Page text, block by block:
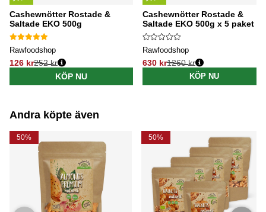
Cashewnötter Rostade &
Saltade EKO 500g
Rawfoodshop
126 kr
Ordinarie pris:
252 kr
KÖP NU
Cashewnötter Rostade &
Saltade EKO 500g x 5 paket
Rawfoodshop
630 kr
Ordinarie pris:
1260 kr
KÖP NU
Andra köpte även
50% 50%